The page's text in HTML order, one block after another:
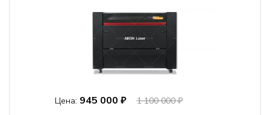
Цена: 945 000 ₽
1 100 000 ₽